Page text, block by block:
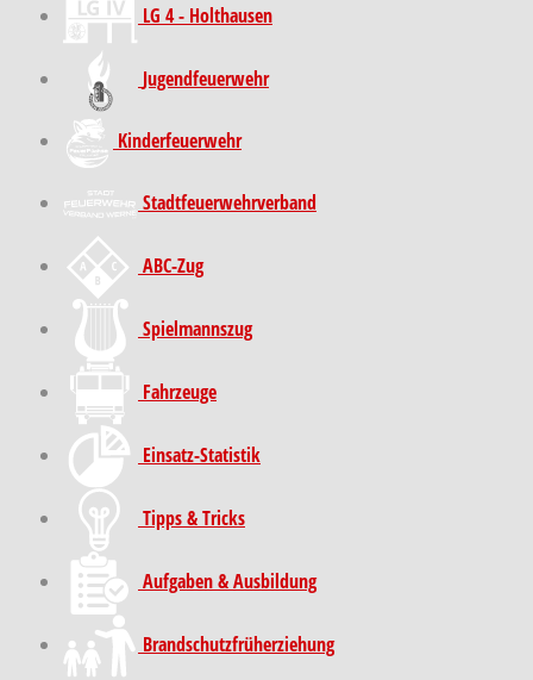
LG 4 - Holthausen
Jugendfeuerwehr
Kinder­feuer­wehr
Stadt­feuer­wehr­verband
ABC-Zug
Spielmannszug
Fahrzeuge
Einsatz-Statistik
Tipps & Tricks
Aufgaben & Ausbildung
Brand­schutz­früh­erziehung